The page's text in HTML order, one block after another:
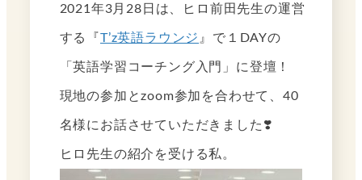
2021年3月28日は、ヒロ前田先生の運営
する『 T’z英語ラウンジ 』で１DAYの
「英語学習コーチング入門」に登壇！
現地の参加とzoom参加を合わせて、40
名様にお話させていただきました❣️
ヒロ先生の紹介を受ける私。